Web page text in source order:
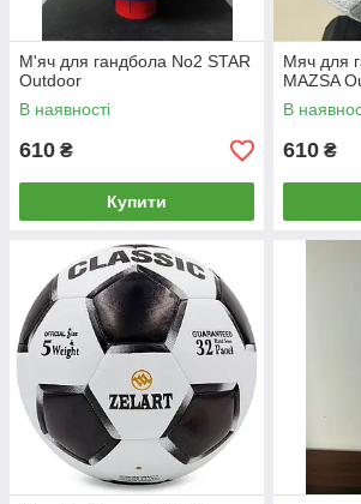
М'яч для гандбола No2 STAR
Outdoor
В наявності
610 ₴
Купити
Мяч для
MAZSA
В
610 ₴